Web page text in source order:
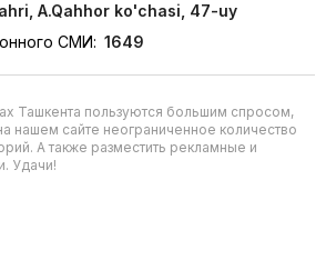
A.Qahhor ko'chasi, 47-uy
СМИ: 1649
Ташкента пользуются большим спросом,
нашем сайте неограниченное количество
А также разместить рекламные и
Удачи!